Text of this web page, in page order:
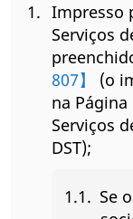
Impresso
Serviços
807】
(o
na
Serviços
DST);
Se